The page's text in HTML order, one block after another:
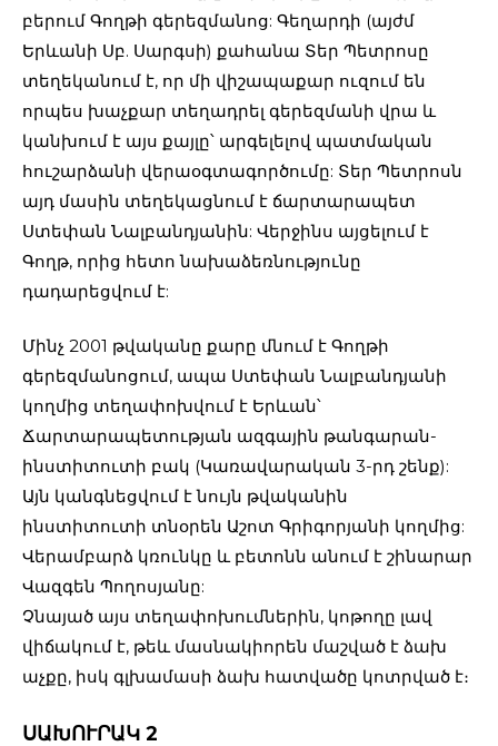
բերում Գողթի գերեզմանոց: Գեղարդի (այժմ
Երևանի Սբ. Սարգսի) քահանա Տեր Պետրոսը
տեղեկանում է, որ մի վիշապաքար ուզում են
որպես խաչքար տեղադրել գերեզմանի վրա և
կանխում է այս քայլը՝ արգելելով պատմական
հուշարձանի վերաօգտագործումը: Տեր Պետրոսն
այդ մասին տեղեկացնում է ճարտարապետ
Ստեփան Նալբանդյանին: Վերջինս այցելում է
Գողթ, որից հետո նախաձեռնությունը
դադարեցվում է:
Մինչ 2001 թվականը քարը մնում է Գողթի
գերեզմանոցում, ապա Ստեփան Նալբանդյանի
կողմից տեղափոխվում է Երևան՝
Ճարտարապետության ազգային թանգարան-
ինստիտուտի բակ (Կառավարական 3-րդ շենք):
Այն կանգնեցվում է նույն թվականին
ինստիտուտի տնօրեն Աշոտ Գրիգորյանի կողմից:
Վերամբարձ կռունկը և բետոնն անում է շինարար
Վազգեն Պողոսյանը:
Չնայած այս տեղափոխումներին, կոթողը լավ
վիճակում է, թեև մասնակիորեն մաշված է ձախ
աչքը, իսկ գլխամասի ձախ հատվածը կոտրված է։
ՍԱԽՈՒՐԱԿ 2